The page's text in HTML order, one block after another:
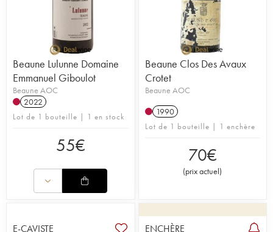
Beaune Lulunne Domaine
Emmanuel Giboulot
Beaune AOC
2022
Lot de 1 bouteille | 1 en stock
55€
Beaune Clos Des Avaux
Crotet
Beaune AOC
1990
Lot de 1 bouteille | 1 enchère
70€
(prix actuel)
E-CAVISTE ENCHÈRE